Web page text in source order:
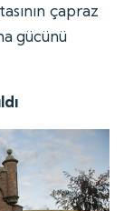
çapraz
gücünü